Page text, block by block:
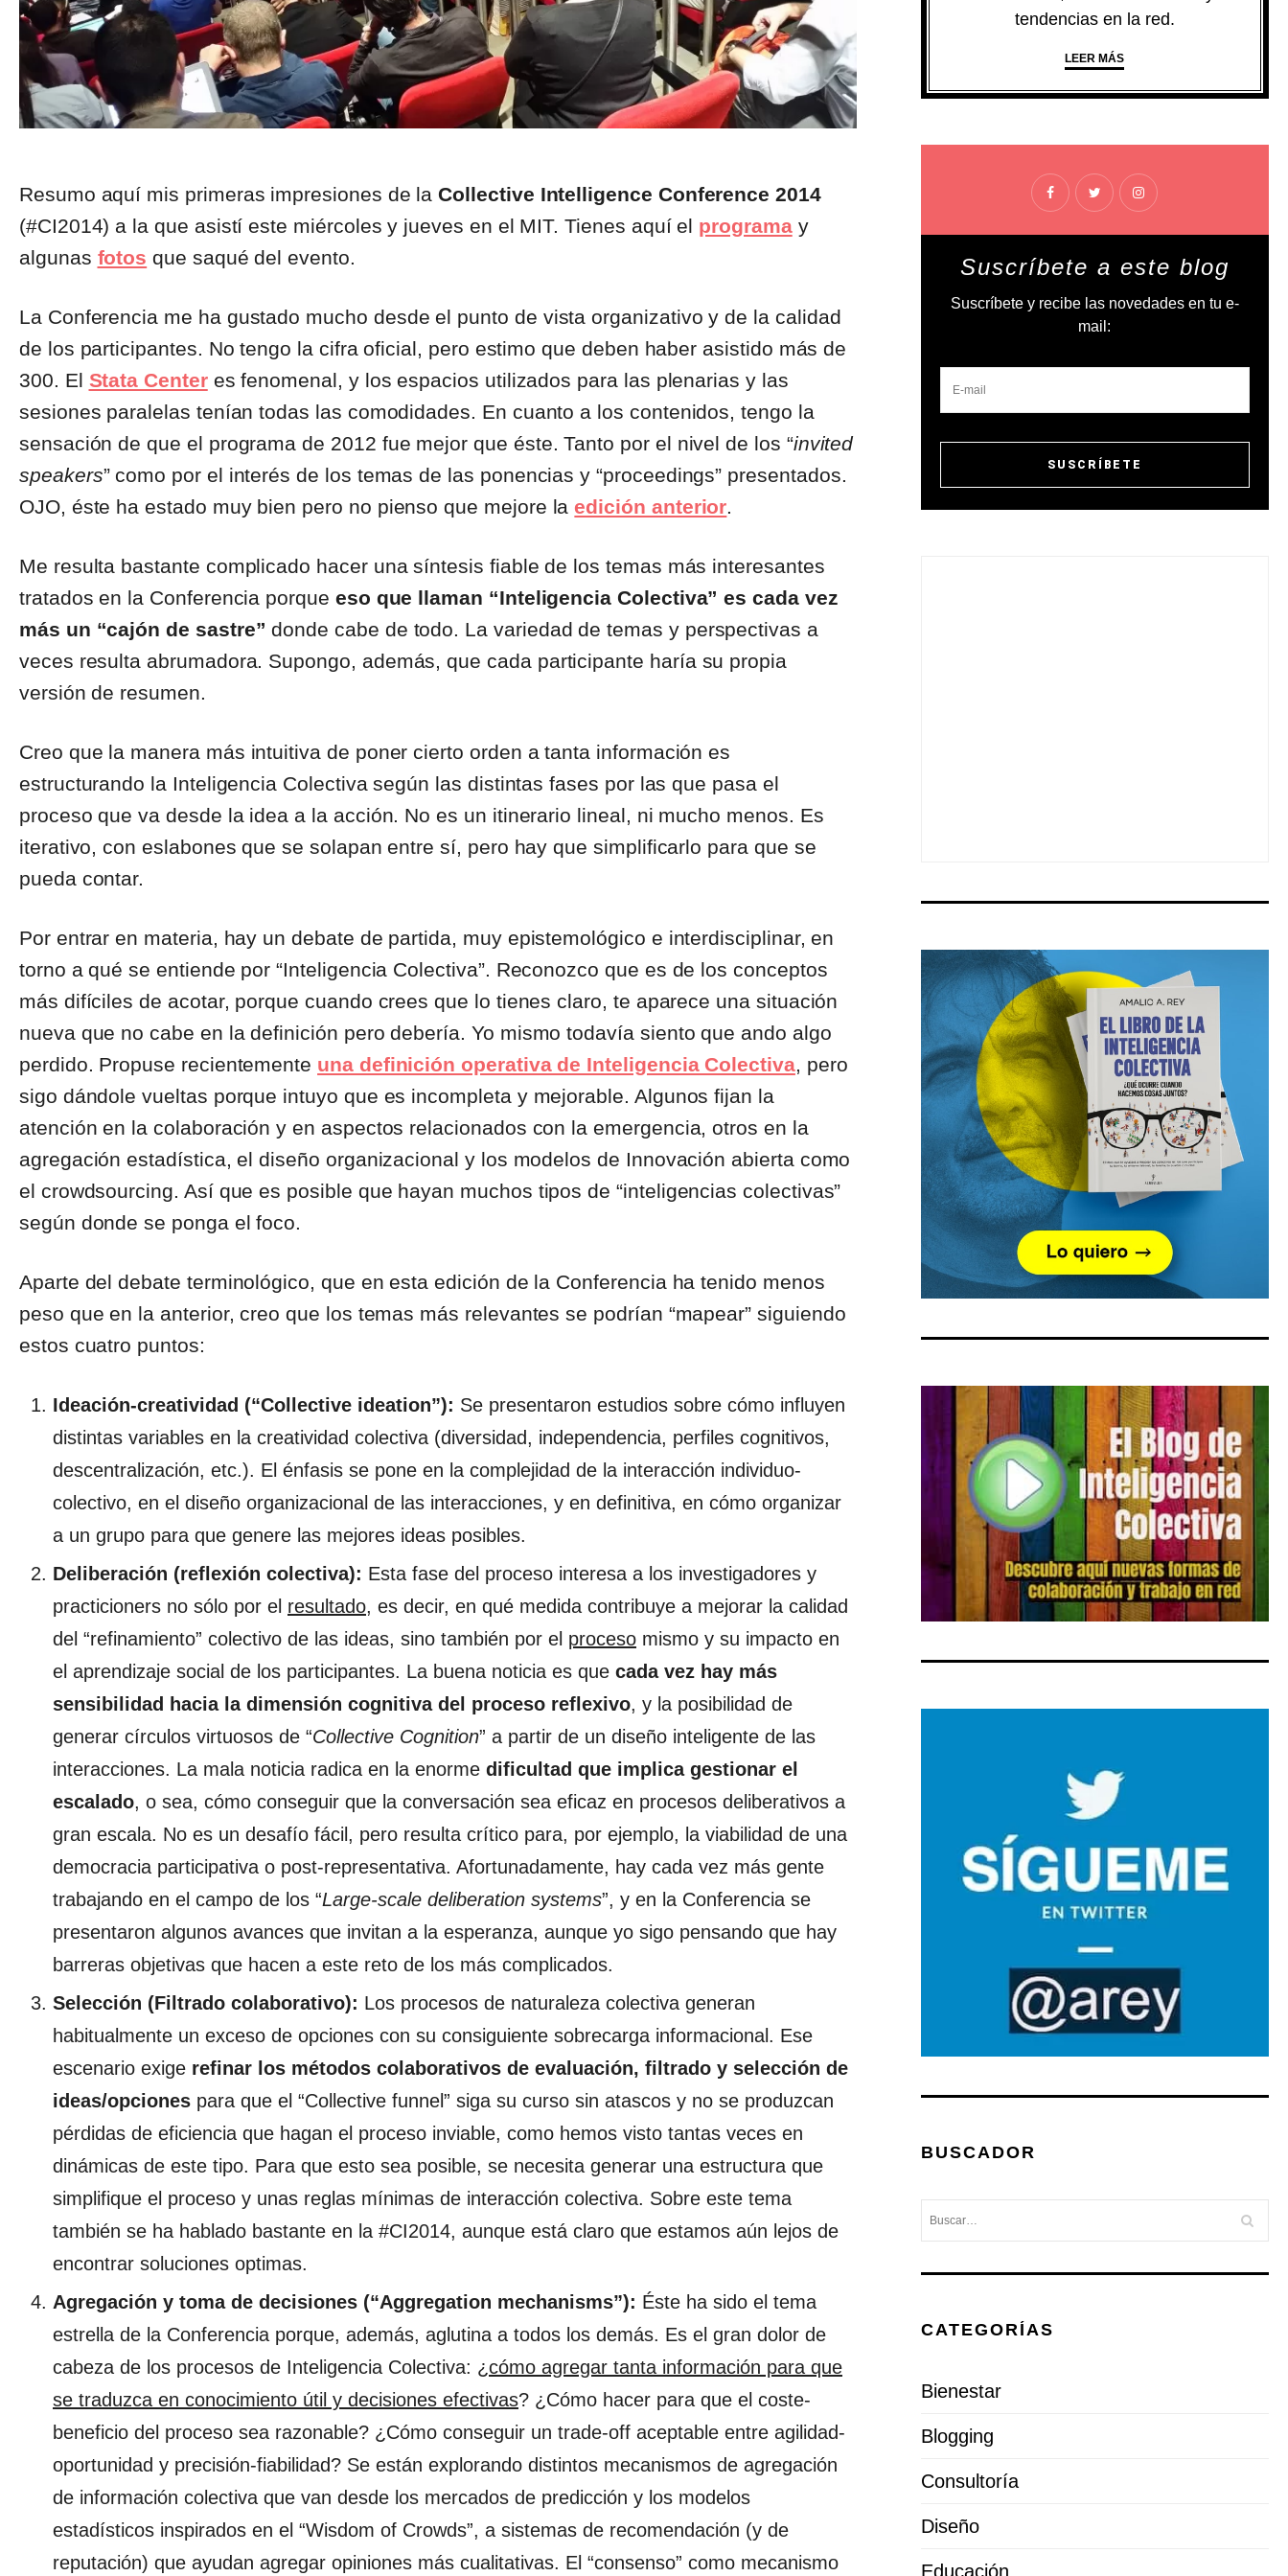
Resumo aquí mis primeras impresiones de laCollective Intelligence Conference 2014
(#CI2014) a la que asistí este miércoles y jueves en el MIT. Tienes aquí el programa y
algunas fotos que saqué del evento.
La Conferencia me ha gustado mucho desde el punto de vista organizativo y de la calidad
de los participantes. No tengo la cifra oficial, pero estimo que deben haber asistido más de
300. El Stata Centeres fenomenal, y los espacios utilizados para las plenarias y las
sesiones paralelas tenían todas las comodidades. En cuanto a los contenidos, tengo la
sensación de que el programa de 2012 fue mejor que éste. Tanto por el nivel de los “invited
speakers” como por el interés de los temas de las ponencias y “proceedings” presentados.
OJO, éste ha estado muy bien pero no pienso que mejore laedición anterior
Me resulta bastante complicado hacer una síntesis fiable de los temas más interesantes
tratados en la Conferencia porque eso que llaman “Inteligencia Colectiva” es cada vez
más un “cajón de sastre”donde cabe de todo. La variedad de temas y perspectivas a
veces resulta abrumadora. Supongo, además, que cada participante haría su propia
versión de resumen.
Creo que la manera más intuitiva de poner cierto orden a tanta información es
estructurando la Inteligencia Colectiva según las distintas fases por las que pasa el
proceso que va desde la idea a la acción. No es un itinerario lineal, ni mucho menos. Es
iterativo, con eslabones que se solapan entre sí, pero hay que simplificarlo para que se
pueda contar.
Por entrar en materia, hay un debate de partida, muy epistemológico e interdisciplinar, en
torno a qué se entiende por “Inteligencia Colectiva”. Reconozco que es de los conceptos
más difíciles de acotar, porque cuando crees que lo tienes claro, te aparece una situación
nueva que no cabe en la definición pero debería. Yo mismo todavía siento que ando algo
perdido. Propuse recientemente una definición operativa de Inteligencia Colectiva , pero
sigo dándole vueltas porque intuyo que es incompleta y mejorable. Algunos fijan la
atención en la colaboración y en aspectos relacionados con la emergencia, otros en la
agregación estadística, el diseño organizacional y los modelos de Innovación abierta como
el crowdsourcing. Así que es posible que hayan muchos tipos de “inteligencias colectivas”
según donde se ponga el foco.
Aparte del debate terminológico, que en esta edición de la Conferencia ha tenido menos
peso que en la anterior, creo que los temas más relevantes se podrían “mapear” siguiendo
estos cuatro puntos:
Ideación-creatividad (“Collective ideation”): Se presentaron estudios sobre cómo influyen
distintas variables en la creatividad colectiva (diversidad, independencia, perfiles cognitivos,
descentralización, etc.). El énfasis se pone en la complejidad de la interacción individuo-
colectivo, en el diseño organizacional de las interacciones, y en definitiva, en cómo organizar
a un grupo para que genere las mejores ideas posibles.
Deliberación (reflexión colectiva): Esta fase del proceso interesa a los investigadores y
practicioners no sólo por el resultado, es decir, en qué medida contribuye a mejorar la calidad
del “refinamiento” colectivo de las ideas, sino también por el proceso mismo y su impacto en
el aprendizaje social de los participantes. La buena noticia es que cada vez hay más
sensibilidad hacia la dimensión cognitiva del proceso reflexivo, y la posibilidad de
generar círculos virtuosos de “Collective Cognition” a partir de un diseño inteligente de las
interacciones. La mala noticia radica en la enorme dificultad que implica gestionar el
escalado, o sea, cómo conseguir que la conversación sea eficaz en procesos deliberativos a
gran escala. No es un desafío fácil, pero resulta crítico para, por ejemplo, la viabilidad de una
democracia participativa o post-representativa. Afortunadamente, hay cada vez más gente
trabajando en el campo de los “Large-scale deliberation systems”, y en la Conferencia se
presentaron algunos avances que invitan a la esperanza, aunque yo sigo pensando que hay
barreras objetivas que hacen a este reto de los más complicados.
Selección (Filtrado colaborativo): Los procesos de naturaleza colectiva generan
habitualmente un exceso de opciones con su consiguiente sobrecarga informacional. Ese
escenario exige refinar los métodos colaborativos de evaluación, filtrado y selección de
ideas/opciones para que el “Collective funnel” siga su curso sin atascos y no se produzcan
pérdidas de eficiencia que hagan el proceso inviable, como hemos visto tantas veces en
dinámicas de este tipo. Para que esto sea posible, se necesita generar una estructura que
simplifique el proceso y unas reglas mínimas de interacción colectiva. Sobre este tema
también se ha hablado bastante en la #CI2014, aunque está claro que estamos aún lejos de
encontrar soluciones optimas.
Agregación y toma de decisiones (“Aggregation mechanisms”): Éste ha sido el tema
estrella de la Conferencia porque, además, aglutina a todos los demás. Es el gran dolor de
cabeza de los procesos de Inteligencia Colectiva: ¿cómo agregar tanta información para que
se traduzca en conocimiento útil y decisiones efectivas? ¿Cómo hacer para que el coste-
beneficio del proceso sea razonable? ¿Cómo conseguir un trade-off aceptable entre agilidad-
oportunidad y precisión-fiabilidad? Se están explorando distintos mecanismos de agregación
de información colectiva que van desde los mercados de predicción y los modelos
estadísticos inspirados en el “Wisdom of Crowds”, a sistemas de recomendación (y de
reputación) que ayudan agregar opiniones más cualitativas. El “consenso” como mecanismo
tendencias en la red.
LEER MÁS
Suscríbete a este blog
Suscríbete y recibe las novedades en tu e-
mail:
BUSCADOR
CATEGORÍAS
Bienestar
Blogging
Consultoría
Diseño
Educación